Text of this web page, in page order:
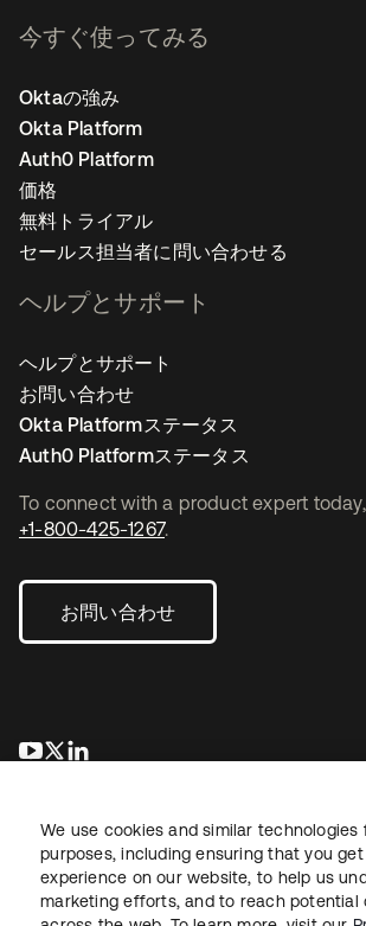
To connect with a product expert today,
+1-800-425-1267.
お問い合わせ
新しいタブで開く
新しいタブで開く
今すぐ使ってみる
Oktaの強み
Okta Platform
Auth0 Platform
価格
無料トライアル
セールス担当者に問い合わせる
ヘルプとサポート
ヘルプとサポート
お問い合わせ
Okta Platformステータス
Auth0 Platformステータス
We use cookies and similar technologies
purposes, including ensuring that you
experience on our website, to help us
marketing efforts, and to reach potential